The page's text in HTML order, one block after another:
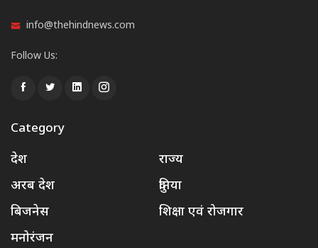
info@thehindnews.com
Follow Us:
Category
देश
राज्य
अरब देश
दुनिया
बिजनेस
शिक्षा एवं रोजगार
मनोरंजन